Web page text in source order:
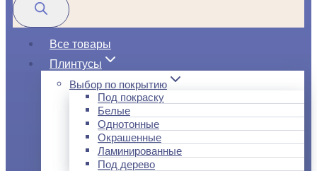
Все товары
Плинтусы
Выбор по покрытию
Под покраску
Белые
Однотонные
Окрашенные
Ламинированные
Под дерево